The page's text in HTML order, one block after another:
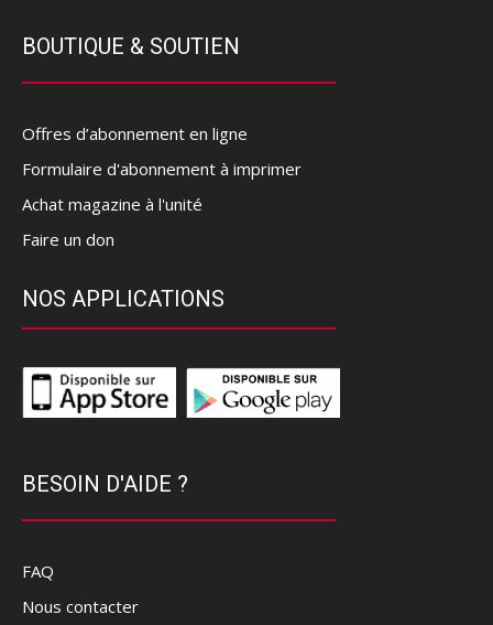
BOUTIQUE & SOUTIEN
Offres d’abonnement en ligne
Formulaire d'abonnement à imprimer
Achat magazine à l'unité
Faire un don
NOS APPLICATIONS
BESOIN D'AIDE ?
FAQ
Nous contacter